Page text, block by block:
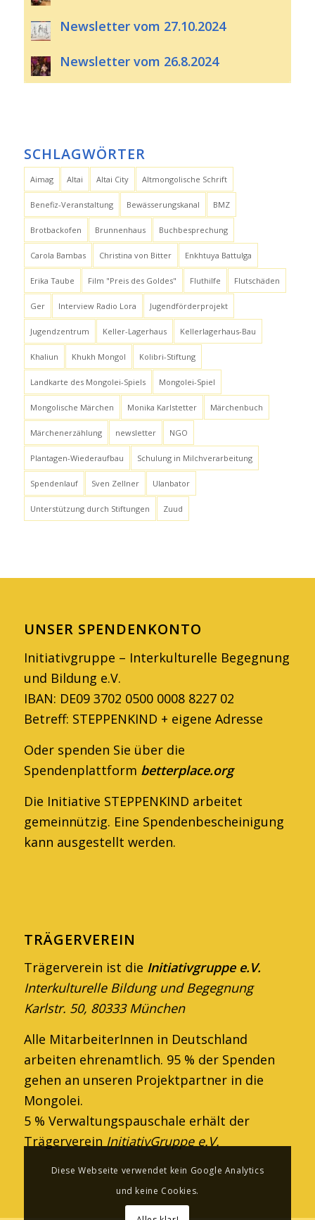
Newsletter vom 27.10.2024
Newsletter vom 26.8.2024
SCHLAGWÖRTER
Aimag Altai Altai City Altmongolische Schrift
Benefiz-Veranstaltung Bewässerungskanal BMZ
Brotbackofen Brunnenhaus Buchbesprechung
Carola Bambas Christina von Bitter Enkhtuya Battulga
Erika Taube Film "Preis des Goldes" Fluthilfe Flutschäden
Ger Interview Radio Lora Jugendförderprojekt
Jugendzentrum Keller-Lagerhaus Kellerlagerhaus-Bau
Khaliun Khukh Mongol Kolibri-Stiftung
Landkarte des Mongolei-Spiels Mongolei-Spiel
Mongolische Märchen Monika Karlstetter Märchenbuch
Märchenerzählung newsletter NGO
Plantagen-Wiederaufbau Schulung in Milchverarbeitung
Spendenlauf Sven Zellner Ulanbator
Unterstützung durch Stiftungen Zuud
UNSER SPENDENKONTO
Initiativgruppe – Interkulturelle Begegnung
und Bildung e.V.
IBAN: DE09 3702 0500 0008 8227 02
Betreff: STEPPENKIND + eigene Adresse
Oder spenden Sie über die
Spendenplattform betterplace.org
Die Initiative STEPPENKIND arbeitet
gemein­nützig. Eine Spendenbescheinigung
kann ausge­stellt werden.
TRÄGERVEREIN
Trägerverein ist die Initiativgruppe e.V.
Interkulturelle Bildung und Begegnung
Karlstr. 50, 80333 München
Alle MitarbeiterInnen in Deutschland
arbeiten ehren­amtlich. 95 % der Spenden
gehen an unseren Projektpartner in die
Mongolei.
5 % Verwaltungspauschale erhält der
Trägerverein InitiativGruppe e.V.
Diese Webseite verwendet kein Google Analytics
und keine Cookies.